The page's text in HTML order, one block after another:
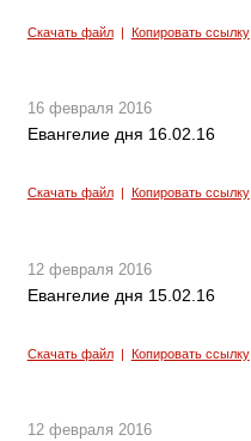
Скачать файл| Копировать ссылку
16 февраля 2016
Евангелие дня 16.02.16
Скачать файл| Копировать ссылку
12 февраля 2016
Евангелие дня 15.02.16
Скачать файл| Копировать ссылку
12 февраля 2016